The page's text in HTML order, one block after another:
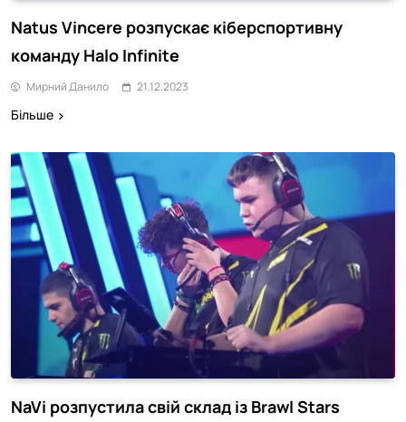
Natus Vincere розпускає кіберспортивну
команду Halo Infinite
Мирний Данило 21.12.2023
Більше
NaVi розпустила свій склад із Brawl Stars